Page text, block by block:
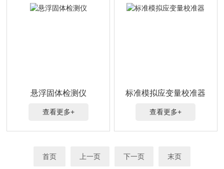
悬浮固体检测仪
查看更多+
标准模拟应变量校准器
查看更多+
首页 上一页 下一页 末页